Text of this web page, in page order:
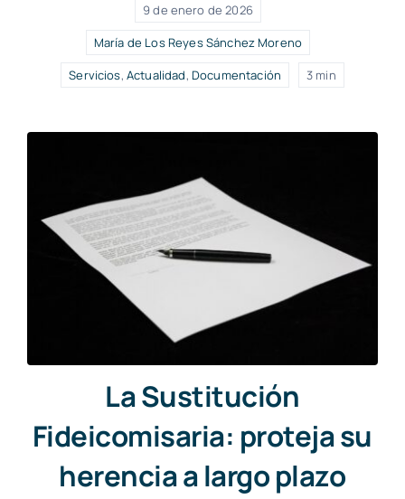
9 de enero de 2026
María de Los Reyes Sánchez Moreno
Servicios, Actualidad, Documentación 3 min
La Sustitución
Fideicomisaria: proteja su
herencia a largo plazo